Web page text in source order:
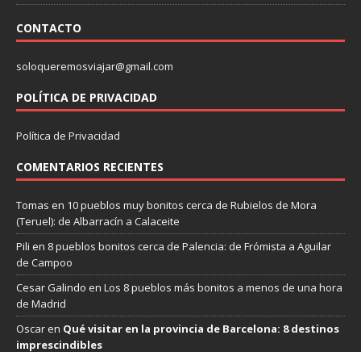
CONTACTO
soloqueremosviajar@gmail.com
POLÍTICA DE PRIVACIDAD
Política de Privacidad
COMENTARIOS RECIENTES
Tomas en 10 pueblos muy bonitos cerca de Rubielos de Mora
(Teruel): de Albarracín a Calaceite
Pili en 8 pueblos bonitos cerca de Palencia: de Frómista a Aguilar
de Campoo
Cesar Galindo en Los 8 pueblos más bonitos a menos de una hora
de Madrid
Oscaren Qué visitar en la provincia de Barcelona: 8 destinos
imprescindibles